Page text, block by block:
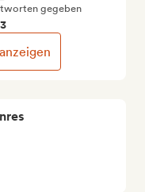
gegeben